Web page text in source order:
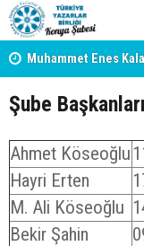
Muhammet Enes
Şube Başkanları
Ahmet Köseoğlu
Hayri Erten
M. Ali Köseoğlu
Bekir Şahin